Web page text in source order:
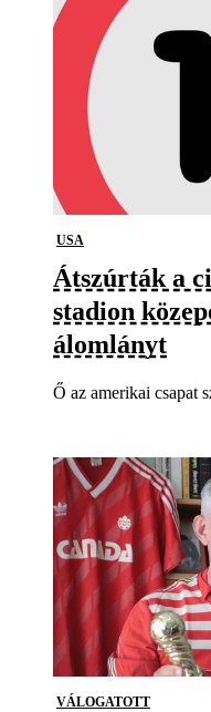
USA
Átszúrták a
stadion
álomlányt
Ő az amerikai csapat
VÁLOGATOTT